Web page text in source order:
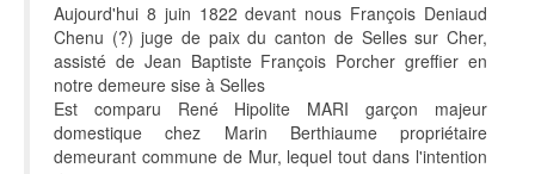
Aujourd'hui 8 juin 1822 devant nous François Deniaud
Chenu (?) juge de paix du canton de Selles sur Cher,
assisté de Jean Baptiste François Porcher greffier en
notre demeure sise à Selles
Est comparu René Hipolite MARI garçon majeur
domestique chez Marin Berthiaume propriétaire
demeurant commune de Mur, lequel tout dans l'intention